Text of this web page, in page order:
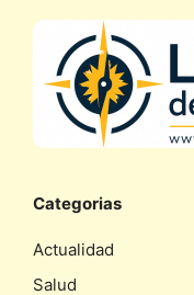
Categorias
Actualidad
Salud